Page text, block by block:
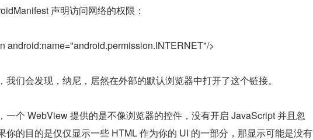
声明访问网络的权限：
android:name="android.permission.INTERNET"/>
我们会发现，纳尼，居然在外部的默认浏览器中打开了这个链接。
一个 WebView 提供的是不像浏览器的控件，没有开启 JavaScript 并且忽
你的目的是仅仅显示一些 HTML 作为你的 UI 的一部分，那显示可能是没有